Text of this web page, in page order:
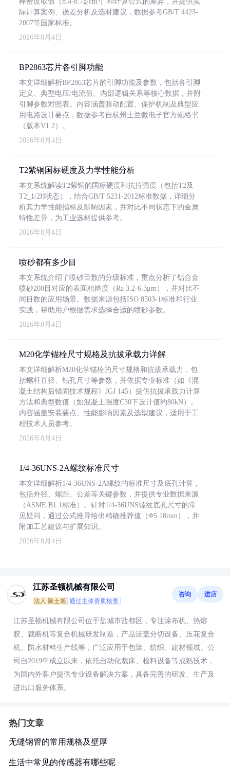
际计算案例、误差分析及选材建议，数据参考GB/T 4423-
2007等国家标准。
2026年8月4日
BP2863芯片各引脚功能
本文详细解析BP2863芯片的引脚功能及参数，包括各引脚
定义、典型电压/电流值、内部逻辑关系等核心数据，并附
引脚参数对照表。内容涵盖驱动配置、保护机制及典型应
用电路设计要点，数据参考自杭州士兰微电子官方规格书
（版本V1.2）。
2026年8月4日
T2紫铜国标硬度及力学性能分析
本文系统解读T2紫铜的国标硬度和抗拉强度（包括T2及
T2_1/2H状态），结合GB/T 5231-2012标准数据，详细分
析其力学性能指标及影响因素，并对比不同状态下的金属
特性差异，为工业选材提供参考。
2026年8月4日
喷砂都有多少目
本文系统介绍了喷砂目数的分级标准，重点分析了铝合金
喷砂200目对应的表面粗糙度（Ra 3.2-6.3μm），并对比不
同目数的应用场景。数据来源包括ISO 8503-1标准和行业
实践，帮助用户根据需求选择合适的喷砂参数。
2026年8月4日
M20化学锚栓尺寸规格及抗拔承载力详解
本文详细解析M20化学锚栓的尺寸规格和抗拔承载力，包
括螺杆直径、钻孔尺寸等参数，并依据专业标准（如《混
凝土结构后锚固技术规程》JGJ 145）提供抗拔承载力计算
方法和典型数值（如混凝土强度C30下设计值约80kN）。
内容涵盖安装要点、性能影响因素及选型建议，适用于工
程技术人员参考。
2026年8月4日
1/4-36UNS-2A螺纹标准尺寸
本文详细解析1/4-36UNS-2A螺纹的标准尺寸及底孔计算，
包括外径、螺距、公差等关键参数，并提供专业数据来源
（ASME B1.1标准）。针对1/4-36UNS螺纹底孔尺寸的常
见疑问，通过公式推导给出精确推荐值（Φ5.18mm），并
附加工艺建议与扩展知识。
2026年8月4日
江苏圣顿机械有限公司
法人:陈士旭 通过主体资质核查
咨询 进店
江苏圣顿机械有限公司位于盐城市盐都区，专注涂布机、热熔
胶、裁断机等复合机械研发制造，产品涵盖分切设备、压花复合
机、防水材料生产线等，广泛应用于包装、纺织、建材领域。公
司自2019年成立以来，依托自动化裁床、检料设备等成熟技术，
为国内外客户提供专业设备解决方案，具备完善的研发、生产及
进出口服务体系。
热门文章
无缝钢管的常用规格及壁厚
生活中常见的传感器有哪些呢